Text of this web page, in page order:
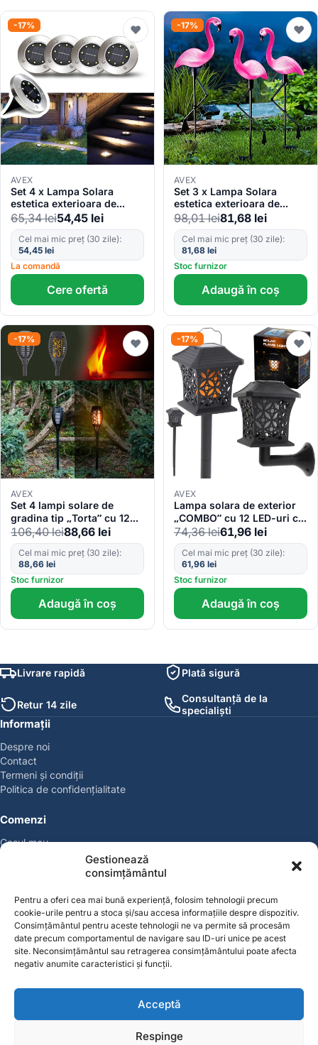
Gestionează
consimțământul
Pentru a oferi cea mai bună experiență, folosim tehnologii precum
cookie-urile pentru a stoca și/sau accesa informațiile despre dispozitiv.
Consimțământul pentru aceste tehnologii ne va permite să procesăm
date precum comportamentul de navigare sau ID-uri unice pe acest
site. Neconsimțământul sau retragerea consimțământului poate afecta
negativ anumite caracteristici și funcții.
Acceptă
Respinge
-17% ♥
AVEX
Set 4 x Lampa Solara
estetica exterioara de
gradina, cu 8 LED-uri, cu
suport scurt
65,34lei54,45 lei
Cel mai mic preț (30 zile):
54,45 lei
La comandă
Cere ofertă
-17% ♥
AVEX
Set 3 x Lampa Solara
estetica exterioara de
gradina model „Flamingo”
98,01lei81,68 lei
Cel mai mic preț (30 zile):
81,68 lei
Stoc furnizor
Adaugă în coș
-17% ♥
AVEX
Set 4 lampi solare de
gradina tip „Torta” cu 12
LED-uri
106,40lei88,66 lei
Cel mai mic preț (30 zile):
88,66 lei
Stoc furnizor
Adaugă în coș
-17% ♥
AVEX
Lampa solara de exterior
„COMBO” cu 12 LED-uri cu
posibilitate de montaj la
sol sau pe perete
74,36lei61,96 lei
Cel mai mic preț (30 zile):
61,96 lei
Stoc furnizor
Adaugă în coș
Livrare rapidă Plată sigură
Retur 14 zile
Consultanță de la
specialiști
Informații
Despre noi
Contact
Termeni și condiții
Politica de confidențialitate
Comenzi
Coșul meu
Cont
Contul meu
Favorite
Magazin